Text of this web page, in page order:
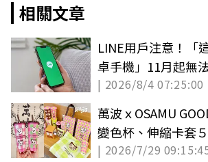
相關文章
LINE用戶注意！「
卓手機」11月起無
將終止
| 2026/8/4 07:25:00
萬波ｘOSAMU
變色杯、伸縮卡套
身快收集
| 2026/7/29